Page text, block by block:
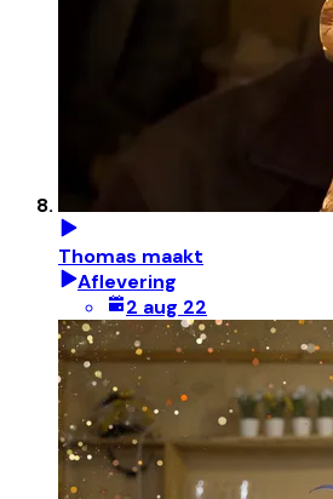
Thomas maakt
Aflevering
2 aug 22